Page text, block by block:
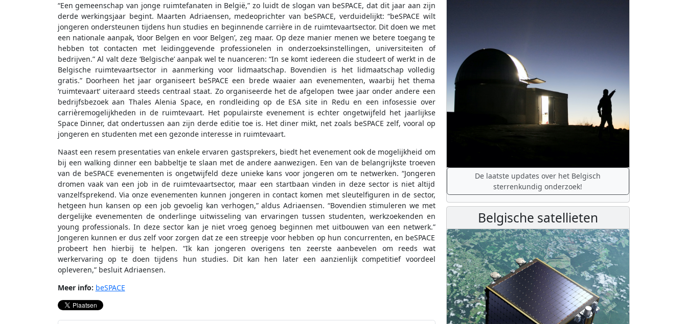
“Een gemeenschap van jonge ruimtefanaten in België,” zo luidt de slogan van beSPACE, dat dit jaar aan zijn
derde werkingsjaar begint. Maarten Adriaensen, medeoprichter van beSPACE, verduidelijkt: “beSPACE wilt
jongeren ondersteunen tijdens hun studies en beginnende carrière in de ruimtevaartsector. Dit doen we met
een nationale aanpak, ‘door Belgen en voor Belgen’, zeg maar. Op deze manier menen we betere toegang te
hebben tot contacten met leidinggevende professionelen in onderzoeksinstellingen, universiteiten of
bedrijven.” Al valt deze ‘Belgische’ aanpak wel te nuanceren: “In se komt iedereen die studeert of werkt in de
Belgische ruimtevaartsector in aanmerking voor lidmaatschap. Bovendien is het lidmaatschap volledig
gratis.” Doorheen het jaar organiseert beSPACE een brede waaier aan evenementen, waarbij het thema
‘ruimtevaart’ uiteraard steeds centraal staat. Zo organiseerde het de afgelopen twee jaar onder andere een
bedrijfsbezoek aan Thales Alenia Space, en rondleiding op de ESA site in Redu en een infosessie over
carrièremogelijkheden in de ruimtevaart. Het populairste evenement is echter ongetwijfeld het jaarlijkse
Space Dinner, dat ondertussen aan zijn derde editie toe is. Het diner mikt, net zoals beSPACE zelf, vooral op
jongeren en studenten met een gezonde interesse in ruimtevaart.
Naast een resem presentaties van enkele ervaren gastsprekers, biedt het evenement ook de mogelijkheid om
bij een walking dinner een babbeltje te slaan met de andere aanwezigen. Een van de belangrijkste troeven
van de beSPACE evenementen is ongetwijfeld deze unieke kans voor jongeren om te netwerken. “Jongeren
dromen vaak van een job in de ruimtevaartsector, maar een startbaan vinden in deze sector is niet altijd
vanzelfsprekend. Via onze evenementen kunnen jongeren in contact komen met sleutelfiguren in de sector,
hetgeen hun kansen op een job gevoelig kan verhogen,” aldus Adriaensen. “Bovendien stimuleren we met
dergelijke evenementen de onderlinge uitwisseling van ervaringen tussen studenten, werkzoekenden en
young professionals. In deze sector kan je niet vroeg genoeg beginnen met uitbouwen van een netwerk.”
Jongeren kunnen er dus zelf voor zorgen dat ze een streepje voor hebben op hun concurrenten, en beSPACE
probeert hen hierbij te helpen. “Ik kan jongeren overigens ten zeerste aanbevelen om reeds wat
werkervaring op te doen tijdens hun studies. Dit kan hen later een aanzienlijk competitief voordeel
opleveren,” besluit Adriaensen.
Meer info: beSPACE
De laatste updates over het Belgisch
sterrenkundig onderzoek!
Belgische satellieten